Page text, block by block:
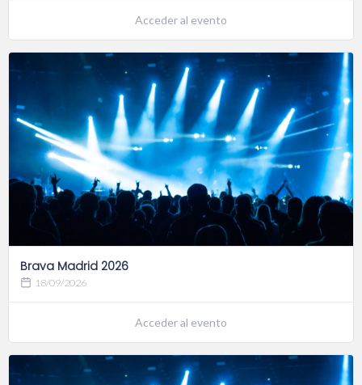
Acceder al evento
Brava Madrid 2026
18/09/2026
Acceder al evento